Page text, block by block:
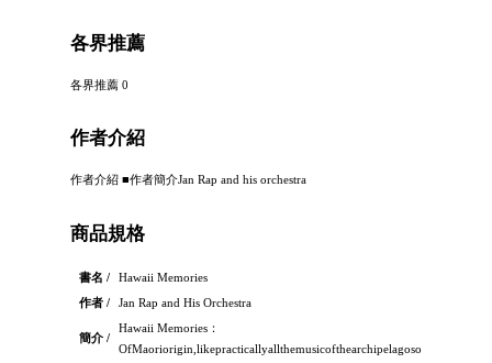
各界推薦
各界推薦 0
作者介紹
作者介紹 ■作者簡介Jan Rap and his orchestra
商品規格
書名 /
Hawaii Memories
作者 /
Jan Rap and His Orchestra
簡介 /
Hawaii Memories：